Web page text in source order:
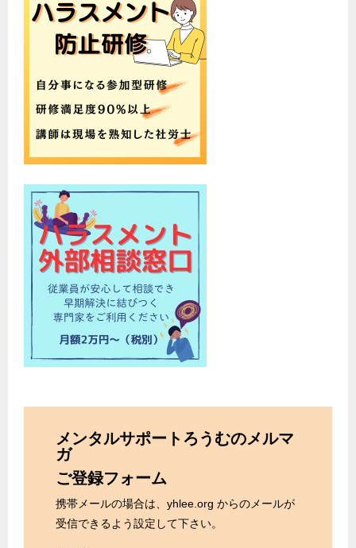
メンタルサポートろうむのメルマ
ガ
ご登録フォーム
携帯メールの場合は、yhlee.org からのメールが
受信できるよう設定して下さい。